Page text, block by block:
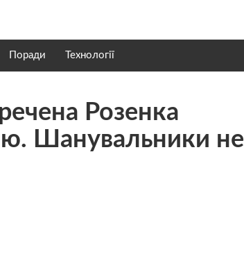
Поради Технології
Розенка
Шанувальники не